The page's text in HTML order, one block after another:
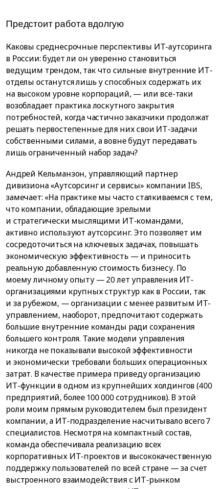
Предстоит работа вдолгую
Каковы среднесрочные перспективы ИТ-аутсоринга
в России: будет ли он уверенно становиться
ведущим трендом, так что сильные внутренние ИТ-
отделы останутся лишь у способных содержать их
на высоком уровне корпораций, — или все-таки
возобладает практика лоскутного закрытия
потребностей, когда частично заказчики продолжат
решать первостепенные для них свои ИТ-задачи
собственными силами, а вовне будут передавать
лишь ограниченный набор задач?
Андрей Кельманзон, управляющий партнер
дивизиона «Аутсорсинг и сервисы» компании IBS,
замечает: «На практике мы часто сталкиваемся с тем,
что компании, обладающие зрелыми
и стратегически мыслящими ИТ-командами,
активно используют аутсорсинг. Это позволяет им
сосредоточиться на ключевых задачах, повышать
экономическую эффективность — и приносить
реальную добавленную стоимость бизнесу. По
моему личному опыту — 20 лет управления ИТ-
организациями крупных структур как в России, так
и за рубежом, — организации с менее развитым ИТ-
управлением, наоборот, предпочитают содержать
большие внутренние команды ради сохранения
большего контроля. Такие модели управления
никогда не показывали высокой эффективности
и экономически требовали больших операционных
затрат. В качестве примера приведу организацию
ИТ-функции в одном из крупнейших холдингов (400
предприятий, более 100 000 сотрудников). В этой
роли моим прямым руководителем был президент
компании, а ИТ-подразделение насчитывало всего 7
специалистов. Несмотря на компактный состав,
команда обеспечивала реализацию всех
корпоративных ИТ-проектов и высококачественную
поддержку пользователей по всей стране — за счет
выстроенного взаимодействия с ИТ-рынком